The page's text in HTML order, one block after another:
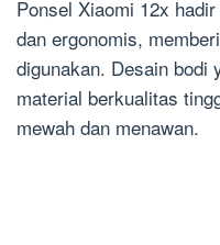
Ponsel Xiaomi 12x
dan ergonomis,
digunakan. Desain bodi
material berkualitas
mewah dan menawan.